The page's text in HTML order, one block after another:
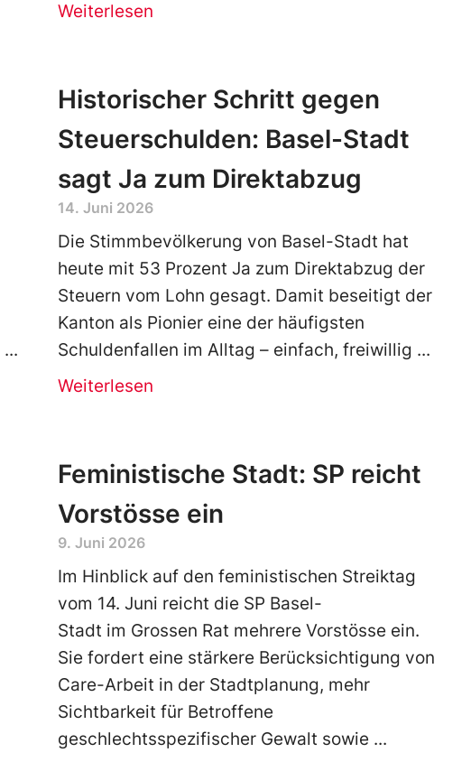
Weiterlesen
Historischer Schritt gegen
Steuerschulden: Basel-Stadt
sagt Ja zum Direktabzug
14. Juni 2026
Die Stimmbevölkerung von Basel-Stadt hat
heute mit 53 Prozent Ja zum Direktabzug der
Steuern vom Lohn gesagt. Damit beseitigt der
Kanton als Pionier eine der häufigsten
Schuldenfallen im Alltag – einfach, freiwillig
Weiterlesen
Feministische Stadt: SP reicht
Vorstösse ein
9. Juni 2026
Im Hinblick auf den feministischen Streiktag
vom 14. Juni reicht die SP Basel-
Stadt im Grossen Rat mehrere Vorstösse ein.
Sie fordert eine stärkere Berücksichtigung von
Care-Arbeit in der Stadtplanung, mehr
Sichtbarkeit für Betroffene
geschlechtsspezifischer Gewalt sowie